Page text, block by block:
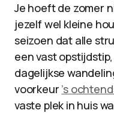
Je hoeft de zomer
jezelf wel kleine
seizoen dat alle
een vast
dagelijkse
voorkeur ’s
vaste plek in huis